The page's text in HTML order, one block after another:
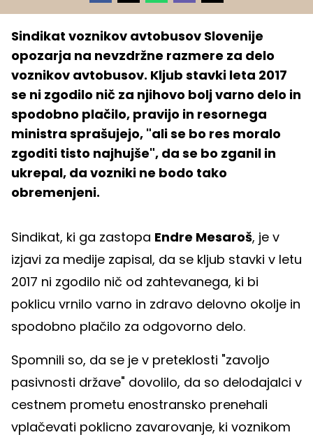
Sindikat voznikov avtobusov Slovenije
opozarja na nevzdržne razmere za delo
voznikov avtobusov. Kljub stavki leta 2017
se ni zgodilo nič za njihovo bolj varno delo in
spodobno plačilo, pravijo in resornega
ministra sprašujejo, "ali se bo res moralo
zgoditi tisto najhujše", da se bo zganil in
ukrepal, da vozniki ne bodo tako
obremenjeni.
Sindikat, ki ga zastopa Endre Mesaroš, je v
izjavi za medije zapisal, da se kljub stavki v letu
2017 ni zgodilo nič od zahtevanega, ki bi
poklicu vrnilo varno in zdravo delovno okolje in
spodobno plačilo za odgovorno delo.
Spomnili so, da se je v preteklosti "zavoljo
pasivnosti države" dovolilo, da so delodajalci v
cestnem prometu enostransko prenehali
vplačevati poklicno zavarovanje, ki voznikom